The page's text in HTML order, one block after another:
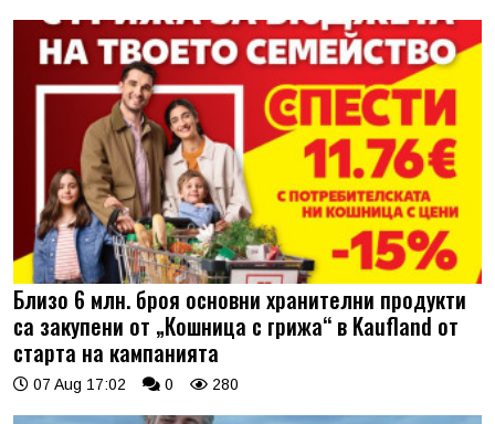
Близо 6 млн. броя основни хранителни продукти
са закупени от „Кошница с грижа“ в Kaufland от
старта на кампанията
07 Aug 17:02 0 280